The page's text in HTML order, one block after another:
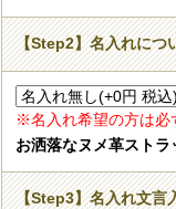
【Step2】名入れにつ
※名入れ希望の方は必
お洒落なヌメ革ストラ
【Step3】名入れ文言